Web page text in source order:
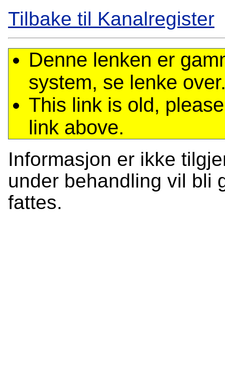
Tilbake til Kanalregister
Denne lenken er
system, se lenke
This link is old,
link above.
Informasjon er ikke
under behandling vil bli
fattes.